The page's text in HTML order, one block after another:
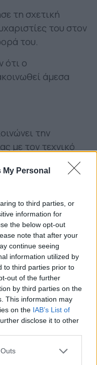
Personal
to third parties, or
information for
the below opt-out
note that after your
continue seeing
information utilized by
to third parties prior to
out of the further
by third parties on the
This information may
on the IAB’s List of
disclose it to other
τη σχετική
του στον
του.
ότι ο
άμεσα
την
με τον τεχνικό
που «άνοιξε»
εδώ,
ανόδου στην
για την οποία ο
μέγιστα.
ωστόσο η
ανοιχτή
Γ.Φ.Σ. εκφράζει
για τον